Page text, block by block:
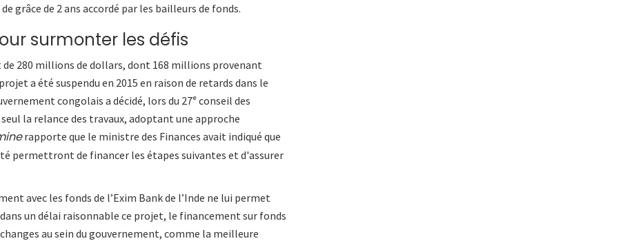
grâce de 2 ans accordé par les bailleurs de fonds.
surmonter les défis
280 millions de dollars, dont 168 millions provenant
a été suspendu en 2015 en raison de retards dans le
congolais a décidé, lors du 27ᵉ conseil des
la relance des travaux, adoptant une approche
rapporte que le ministre des Finances avait indiqué que
permettront de financer les étapes suivantes et d'assurer
avec les fonds de l’Exim Bank de l’Inde ne lui permet
un délai raisonnable ce projet, le financement sur fonds
au sein du gouvernement, comme la meilleure